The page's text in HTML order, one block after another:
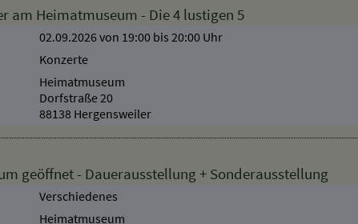
am Heimatmuseum - Die 4 lustigen 5
02.09.2026 von 19:00 bis 20:00 Uhr
Konzerte
Heimatmuseum
Dorfstraße 20
88138 Hergensweiler
geöffnet - Dauerausstellung + Sonderausstellung
Verschiedenes
Heimatmuseum